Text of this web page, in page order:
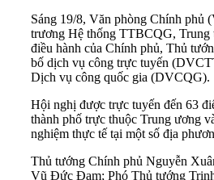
Sáng 19/8, Văn phòng Chính phủ
trương Hệ thống TTBCQG, Trung
điều hành của Chính phủ, Thủ
bố dịch vụ công trực tuyến
Dịch vụ công quốc gia (DVCQG).
Hội nghị được trực tuyến đến 63
thành phố trực thuộc Trung ương
nghiệm thực tế tại một số địa
Thủ tướng Chính phủ Nguyễn
Vũ Đức Đam; Phó Thủ tướng